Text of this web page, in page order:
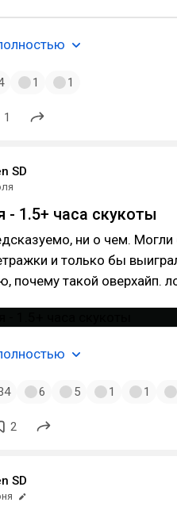
1 1
1
SD
- 1.5+ часа скукоты
ни о чем.
и только бы
почему такой оверхайп.
6 5 1 1
2
SD